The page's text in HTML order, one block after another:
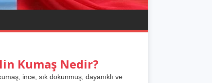
Kumaş Nedir?
ince, sık dokunmuş, dayanıklı ve